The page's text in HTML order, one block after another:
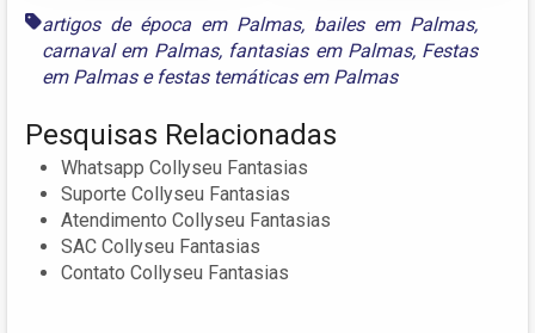
artigos de época em Palmas, bailes em Palmas,
carnaval em Palmas, fantasias em Palmas, Festas
em Palmase festas temáticas em Palmas
Pesquisas Relacionadas
Whatsapp Collyseu Fantasias
Suporte Collyseu Fantasias
Atendimento Collyseu Fantasias
SAC Collyseu Fantasias
Contato Collyseu Fantasias